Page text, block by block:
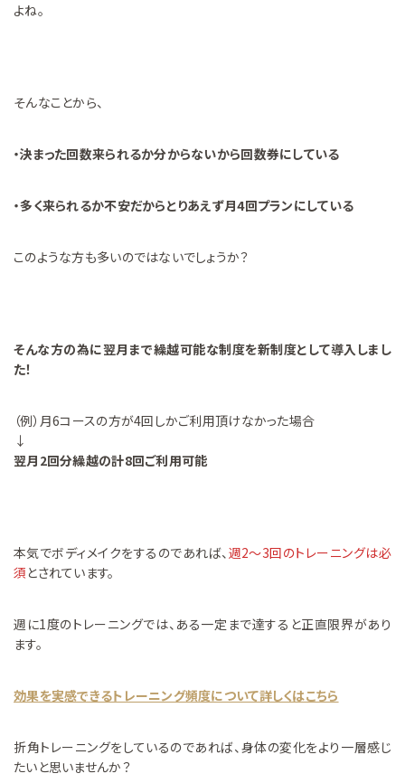
よね。
そんなことから、
・決まった回数来られるか分からないから回数券にしている
・多く来られるか不安だからとりあえず月4回プランにしている
このような方も多いのではないでしょうか？
そんな方の為に翌月まで繰越可能な制度を新制度として導入しまし
た！
（例）月6コースの方が4回しかご利用頂けなかった場合
↓
翌月2回分繰越の計8回ご利用可能
本気でボディメイクをするのであれば、週2～3回のトレーニングは必
須 とされています。
週に1度のトレーニングでは、ある一定まで達すると正直限界があり
ます。
効果を実感できるトレーニング頻度について詳しくはこちら
折角トレーニングをしているのであれば、身体の変化をより一層感じ
たいと思いませんか？